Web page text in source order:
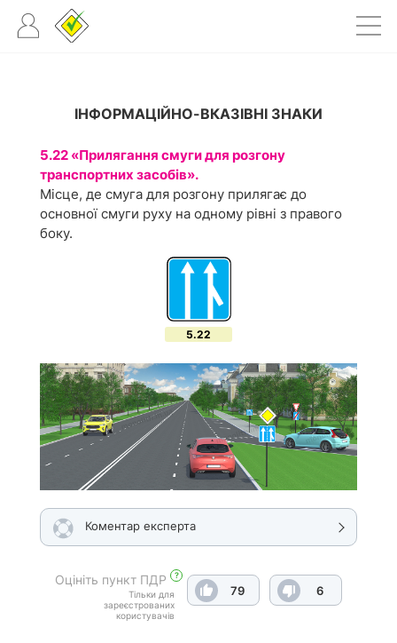
ІНФОРМАЦІЙНО-ВКАЗІВНІ ЗНАКИ
5.22 «Прилягання смуги для розгону
транспортних засобів».
Місце, де смуга для розгону прилягає до
основної смуги руху на одному рівні з правого
боку.
5.22
Коментар експерта
Оцініть пункт ПДР ?
Тільки для
зареєстрованих
користувачів
79 6